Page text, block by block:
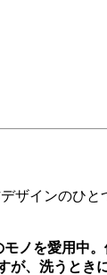
ザインのひ
ノを愛用
、洗うとき